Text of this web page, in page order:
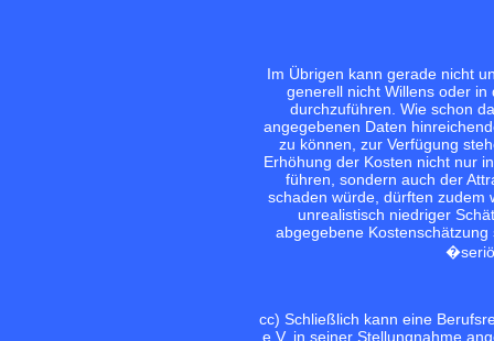
Im Übrigen kann gerade nicht
generell nicht Willens oder
durchzuführen. Wie schon
angegebenen Daten
zu können, zur Verfügung
Erhöhung der Kosten nicht nur
führen, sondern auch der
schaden würde, dürften zudem
unrealistisch niedriger
abgegebene
cc) Schließlich kann eine
e.V. in seiner Stellungnahme